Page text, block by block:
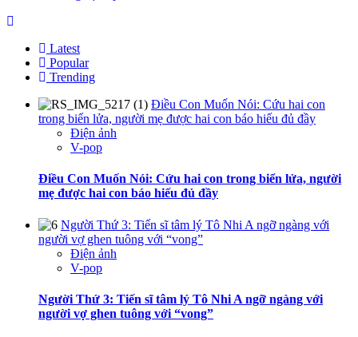
Latest
Popular
Trending
Điều Con Muốn Nói: Cứu hai con
trong biển lửa, người mẹ được hai con báo hiếu đủ đầy
Điện ảnh
V-pop
Điều Con Muốn Nói: Cứu hai con trong biển lửa, người
mẹ được hai con báo hiếu đủ đầy
Người Thứ 3: Tiến sĩ tâm lý Tô Nhi A ngỡ ngàng với
người vợ ghen tuông với “vong”
Điện ảnh
V-pop
Người Thứ 3: Tiến sĩ tâm lý Tô Nhi A ngỡ ngàng với
người vợ ghen tuông với “vong”